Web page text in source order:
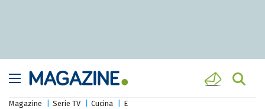
Magazine Serie TV Cucina E